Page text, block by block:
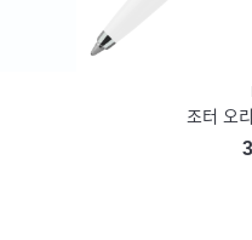
조터 오